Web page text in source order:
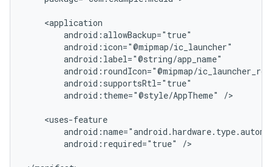
android:theme="@style/AppTheme"
/>
android:required="true" />